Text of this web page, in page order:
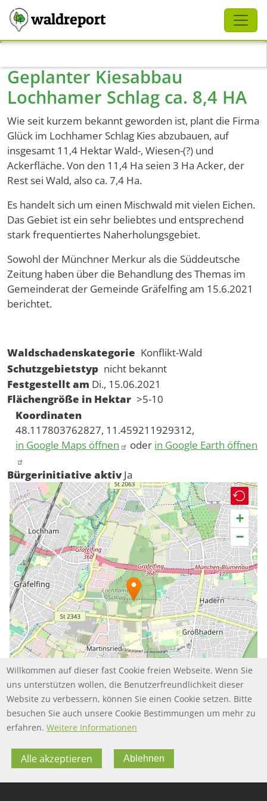
waldreport
Geplanter Kiesabbau
Lochhamer Schlag ca. 8,4 HA
Wie seit kurzem bekannt geworden ist, plant die Firma
Glück im Lochhamer Schlag Kies abzubauen, auf
insgesamt 11,4 Hektar Wald-, Wiesen-(?) und
Ackerfläche. Von den 11,4 Ha seien 3 Ha Acker, der
Rest sei Wald, also ca. 7,4 Ha.
Es handelt sich um einen Mischwald mit vielen Eichen.
Das Gebiet ist ein sehr beliebtes und entsprechend
stark frequentiertes Naherholungsgebiet.
Sowohl der Münchner Merkur als die Süddeutsche
Zeitung haben über die Behandlung des Themas im
Gemeinderat der Gemeinde Gräfelfing am 15.6.2021
berichtet.
Waldschadenskategorie Konflikt-Wald
Schutzgebietstyp nicht bekannt
Festgestellt am Di., 15.06.2021
Flächengröße in Hektar >5-10
Koordinaten
48.117803762827, 11.459211929312,
in Google Maps öffnen
oder in Google Earth öffnen
Bürgerinitiative aktiv Ja
+
−
Leaflet | ©OpenStreetMapcontributors
Schliessen
FOOTER MENU
FAQ
FOOTER-DATENSCHUTZ
Datenschutz
FOOTER-IMPRESSUM
Impressum
Willkommen auf dieser fast Cookie freien Webseite. Wenn Sie
uns unterstützen wollen, die Benutzerfreundlichkeit dieser
Website zu verbessern, können Sie einen Cookie setzen. Bitte
besuchen Sie auch unsere Cookie Bestimmungen um mehr zu
erfahren. Weitere Informationen
Alle akzeptieren Ablehnen